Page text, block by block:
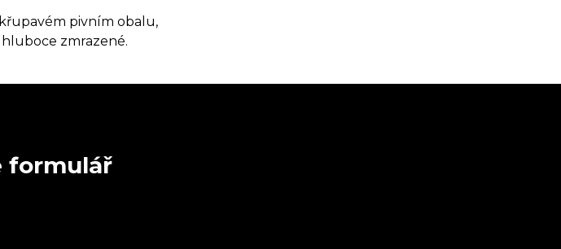
pivním obalu,
zmrazené.
formulář